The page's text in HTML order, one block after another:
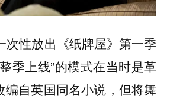
次性放出《纸牌屋》第一季
季上线”的模式在当时是革
编自英国同名小说，但将舞